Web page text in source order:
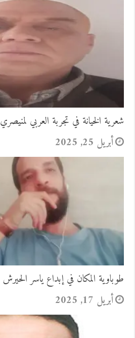
شعرية الخيانة في تجربة العربي لمنيصري
أبريل 25, 2025
طوباوية المكان في إبداع ياسر الحيرش
أبريل 17, 2025